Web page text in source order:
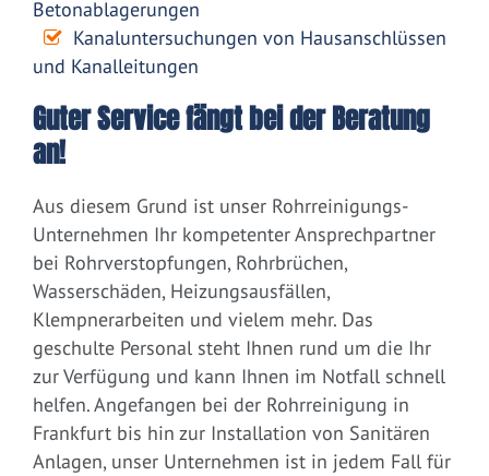
Betonablagerungen
Kanaluntersuchungen von Hausanschlüssen
und Kanalleitungen
Guter Service fängt bei der Beratung
an!
Aus diesem Grund ist unser Rohrreinigungs-
Unternehmen Ihr kompetenter Ansprechpartner
bei Rohrverstopfungen, Rohrbrüchen,
Wasserschäden, Heizungsausfällen,
Klempnerarbeiten und vielem mehr. Das
geschulte Personal steht Ihnen rund um die Ihr
zur Verfügung und kann Ihnen im Notfall schnell
helfen. Angefangen bei der Rohrreinigung in
Frankfurt bis hin zur Installation von Sanitären
Anlagen, unser Unternehmen ist in jedem Fall für